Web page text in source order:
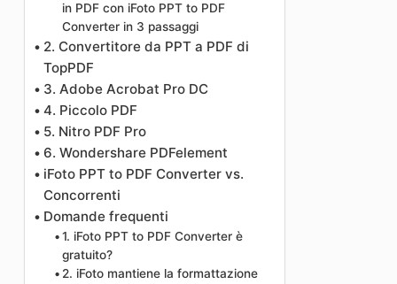
in PDF con iFoto PPT to PDF
Converter in 3 passaggi
2. Convertitore da PPT a PDF di
TopPDF
3. Adobe Acrobat Pro DC
4. Piccolo PDF
5. Nitro PDF Pro
6. Wondershare PDFelement
iFoto PPT to PDF Converter vs.
Concorrenti
Domande frequenti
1. iFoto PPT to PDF Converter è
gratuito?
2. iFoto mantiene la formattazione